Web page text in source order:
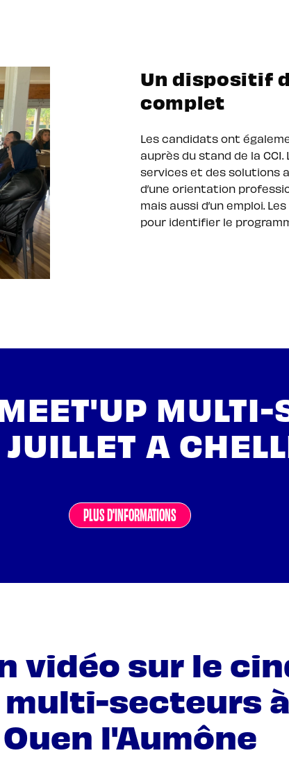
Un dispositif
complet
Les candidats ont
auprès du stand de la CCI.
services et des solutions
d’une orientation
mais aussi d’un emploi.
pour identifier le
MULTI-
A
PLUS D'INFORMATIONS
vidéo sur le
multi-secteurs
Ouen l'Aumône